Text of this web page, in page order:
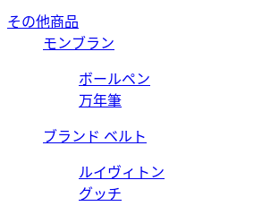
その他商品
モンブラン
ボールペン
万年筆
ブランド ベルト
ルイヴィトン
グッチ